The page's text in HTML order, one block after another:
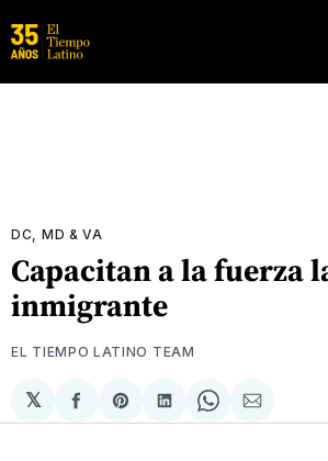
DC, MD & VA
Capacitan a la fuerza
inmigrante
EL TIEMPO LATINO TEAM
𝕏
Compartir
en
Share
on
Compartir
en
Share
on
via